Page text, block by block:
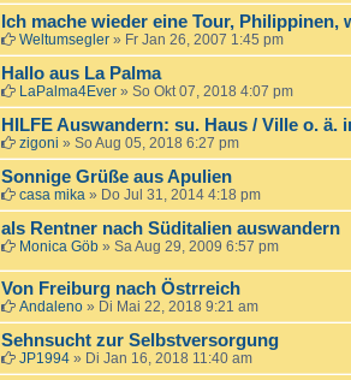
Ich mache wieder eine Tour, Philippinen,
Weltumsegler » Fr Jan 26, 2007 1:45 pm
Hallo aus La Palma
LaPalma4Ever » So Okt 07, 2018 4:07 pm
HILFE Auswandern: su. Haus / Ville o.
zigoni » So Aug 05, 2018 6:27 pm
Sonnige Grüße aus Apulien
casa mika » Do Jul 31, 2014 4:18 pm
als Rentner nach Süditalien auswandern
Monica Göb » Sa Aug 29, 2009 6:57 pm
Von Freiburg nach Östrreich
Andaleno » Di Mai 22, 2018 9:21 am
Sehnsucht zur Selbstversorgung
JP1994 » Di Jan 16, 2018 11:40 am